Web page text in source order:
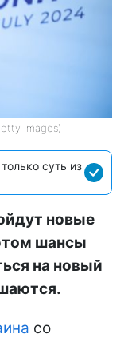
Images)
суть из
новые
шансы
на новый
со